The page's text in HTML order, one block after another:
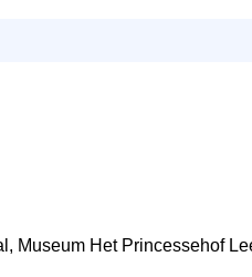
Museum Het Princessehof